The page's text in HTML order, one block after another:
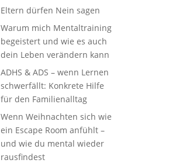
Eltern dürfen Nein sagen
Warum mich Mentaltraining
begeistert und wie es auch
dein Leben verändern kann
ADHS & ADS – wenn Lernen
schwerfällt: Konkrete Hilfe
für den Familienalltag
Wenn Weihnachten sich wie
ein Escape Room anfühlt –
und wie du mental wieder
rausfindest